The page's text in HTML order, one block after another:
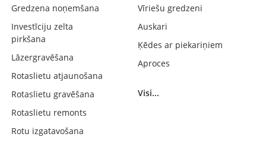
Gredzena noņemšana
Investīciju zelta
pirkšana
Lāzergravēšana
Rotaslietu atjaunošana
Rotaslietu gravēšana
Rotaslietu remonts
Rotu izgatavošana
Vīriešu gredzeni
Auskari
Ķēdes ar piekariņiem
Aproces
Visi...